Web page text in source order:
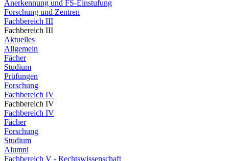
Anerkennung und FS-Einstufung
Forschung und Zentren
Fachbereich III
Fachbereich III
Aktuelles
Allgemein
Fächer
Studium
Prüfungen
Forschung
Fachbereich IV
Fachbereich IV
Fachbereich IV
Fächer
Forschung
Studium
Alumni
Fachbereich V - Rechtswissenschaft